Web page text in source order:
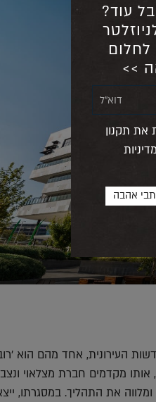
העירונית, אחד מהם הוא
אותו מקדמים חברת מצלאוי
את התהליך. במסגרתו,
עוד?
לחלום
>>
את תקנון